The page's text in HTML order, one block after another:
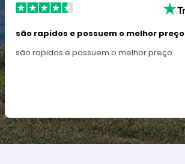
são rapidos e possuem o melhor preço
são rapidos e possuem o melhor preço